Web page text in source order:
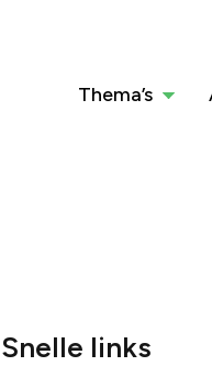
Thema’s
Snelle links